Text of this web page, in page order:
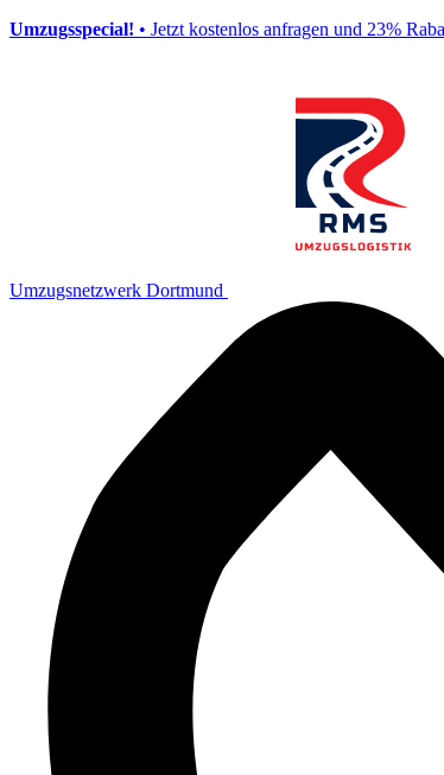
Umzugsspecial! • Jetzt kostenlos anfragen und 23%
Umzugsnetzwerk Dortmund